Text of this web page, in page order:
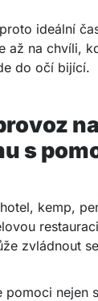
ideální
až na chvíli,
do očí bijící.
s
kemp,
zvládnout
pomoci nejen